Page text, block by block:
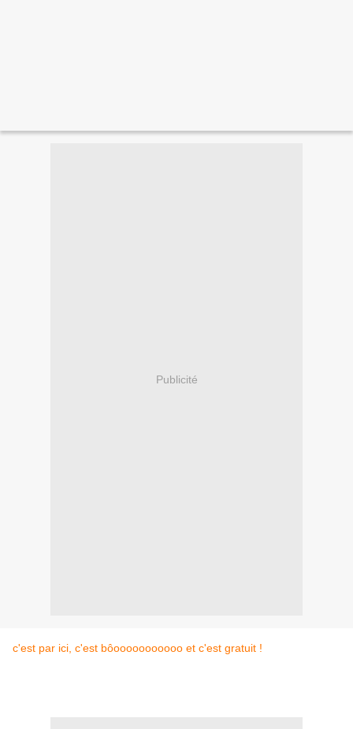
Publicité
c'est par ici, c'est bôooooooooooo et c'est gratuit !